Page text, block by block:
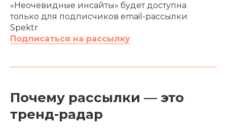
«Неочевидные инсайты» будет доступна
только для подписчиков email-рассылки
Spektr
Подписаться на рассылку
Почему рассылки — это
тренд-радар